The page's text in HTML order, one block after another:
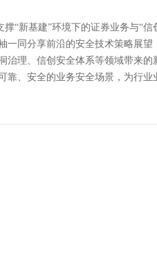
“新基建”环境下的证券业务与“
同分享前沿的安全技术策略展
理、信创安全体系等领域带来
、安全的业务安全场景，为行业